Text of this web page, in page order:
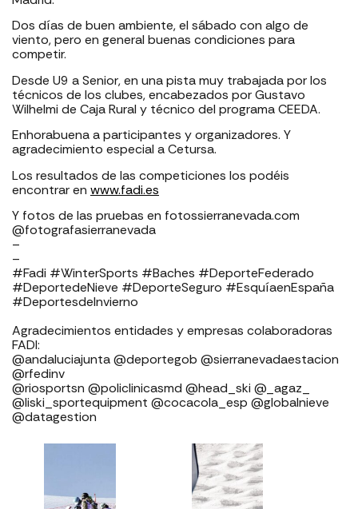
Dos días de buen ambiente, el sábado con algo de
viento, pero en general buenas condiciones para
competir.
Desde U9 a Senior, en una pista muy trabajada por los
técnicos de los clubes, encabezados por Gustavo
Wilhelmi de Caja Rural y técnico del programa CEEDA.
Enhorabuena a participantes y organizadores. Y
agradecimiento especial a Cetursa.
Los resultados de las competiciones los podéis
encontrar en www.fadi.es
Y fotos de las pruebas en fotossierranevada.com
@fotografasierranevada
–
–
#Fadi #WinterSports #Baches #DeporteFederado
#DeportedeNieve #DeporteSeguro #EsquíaenEspaña⁣⁣⁣
#DeportesdeInvierno⁣⁣⁣⁣⁣⁣
Agradecimientos entidades y empresas colaboradoras
FADI: ⁣⁣⁣⁣⁣⁣⁣⁣⁣⁣⁣⁣⁣⁣⁣⁣⁣⁣
⁣⁣⁣⁣@andaluciajunta @deportegob ⁣⁣⁣@sierranevadaestacion
@rfedinv ⁣⁣⁣⁣⁣⁣⁣⁣⁣⁣⁣⁣⁣⁣⁣⁣⁣
@riosportsn @policlinicasmd @head_ski @_agaz_
@liski_sportequipment @cocacola_esp @globalnieve
@datagestion